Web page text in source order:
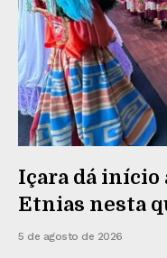
Içara dá início
Etnias nesta
5 de agosto de 2026